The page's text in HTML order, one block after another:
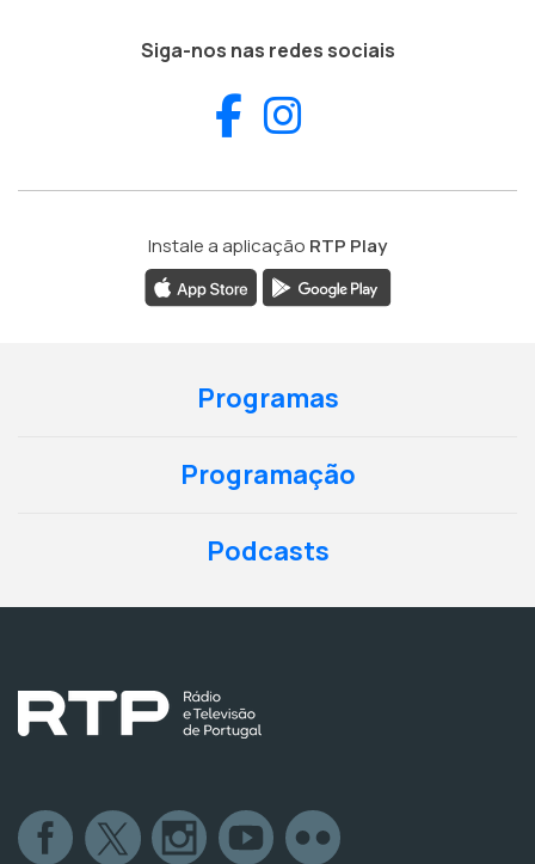
Siga-nos nas redes sociais
Facebook
Instale a aplicação RTP Play
Programas
Programação
Podcasts